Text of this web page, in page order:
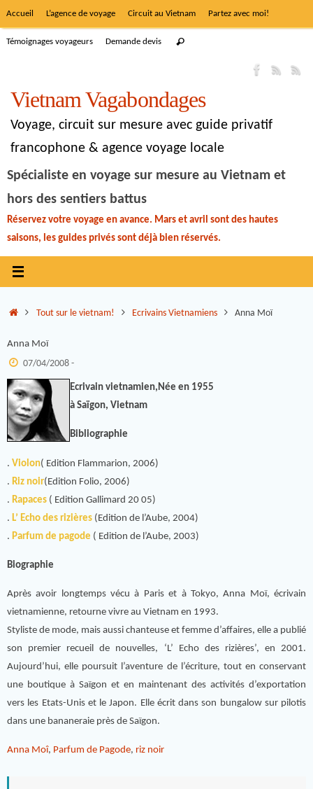
Accueil L’agence de voyage Circuit au Vietnam Partez avec moi!
Témoignages voyageurs Demande devis
Vietnam Vagabondages
Voyage, circuit sur mesure avec guide privatif
francophone & agence voyage locale
Spécialiste en voyage sur mesure au Vietnam et
hors des sentiers battus
Réservez votre voyage en avance. Mars et avril sont des hautes
saisons, les guides privés sont déjà bien réservés.
Tout sur le vietnam! Ecrivains Vietnamiens Anna Moï
Anna Moï
07/04/2008 -
Ecrivain vietnamien,Née en 1955
à Saïgon, Vietnam
Bibliographie
. Violon( Edition Flammarion, 2006)
. Riz noir(Edition Folio, 2006)
. Rapaces ( Edition Gallimard 20 05)
. L’ Echo des rizières (Edition de l’Aube, 2004)
. Parfum de pagode ( Edition de l’Aube, 2003)
Biographie
Après avoir longtemps vécu à Paris et à Tokyo, Anna Moï, écrivain
vietnamienne, retourne vivre au Vietnam en 1993.
Styliste de mode, mais aussi chanteuse et femme d’affaires, elle a publié
son premier recueil de nouvelles, ‘L’ Echo des rizières’, en 2001.
Aujourd’hui, elle poursuit l’aventure de l’écriture, tout en conservant
une boutique à Saïgon et en maintenant des activités d’exportation
vers les Etats-Unis et le Japon. Elle écrit dans son bungalow sur pilotis
dans une bananeraie près de Saïgon.
Anna Moî, Parfum de Pagode, riz noir